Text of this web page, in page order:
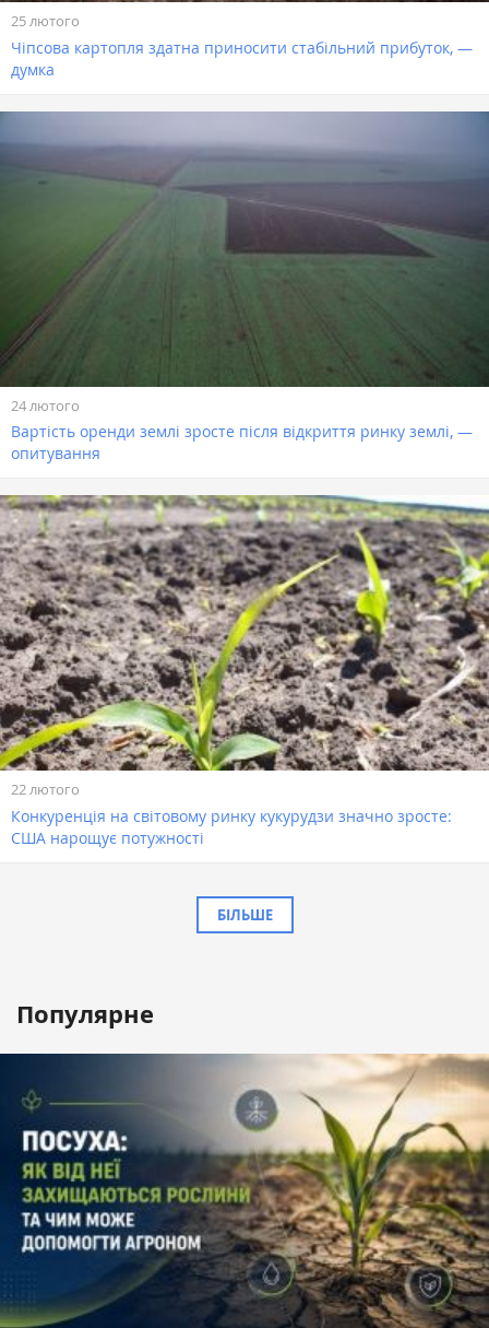
25 лютого
Чіпсова картопля здатна приносити стабільний прибуток, —
думка
24 лютого
Вартість оренди землі зросте після відкриття ринку землі, —
опитування
22 лютого
Конкуренція на світовому ринку кукурудзи значно зросте:
США нарощує потужності
БІЛЬШЕ
Популярне